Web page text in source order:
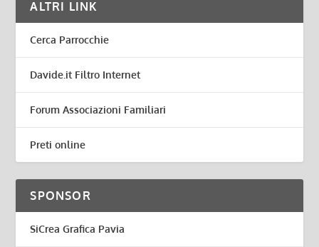
ALTRI LINK
Cerca Parrocchie
Davide.it Filtro Internet
Forum Associazioni Familiari
Preti online
SPONSOR
SiCrea Grafica Pavia